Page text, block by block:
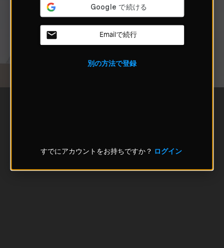
Emailで続行
別の方法で登録
すでにアカウントをお持ちですか？ ログイン